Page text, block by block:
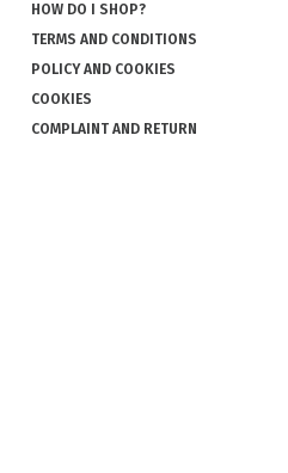
HOW DO I SHOP?
TERMS AND CONDITIONS
POLICY AND COOKIES
COOKIES
COMPLAINT AND RETURN